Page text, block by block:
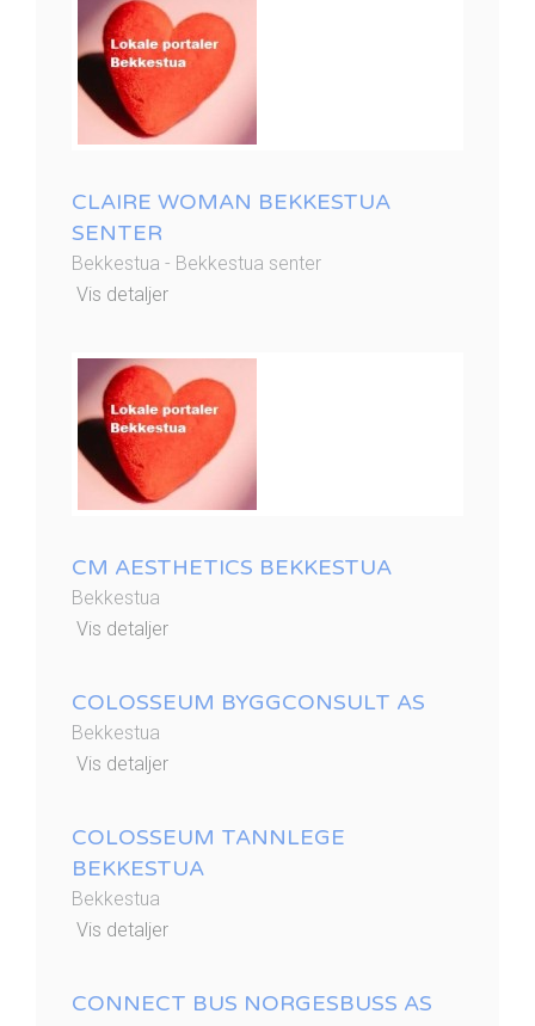
CLAIRE WOMAN BEKKESTUA
SENTER
Bekkestua - Bekkestua senter
Vis detaljer
CM AESTHETICS BEKKESTUA
Bekkestua
Vis detaljer
COLOSSEUM BYGGCONSULT AS
Bekkestua
Vis detaljer
COLOSSEUM TANNLEGE
BEKKESTUA
Bekkestua
Vis detaljer
CONNECT BUS NORGESBUSS AS